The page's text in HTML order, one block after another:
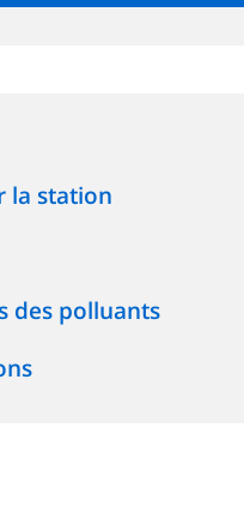
la station
des polluants